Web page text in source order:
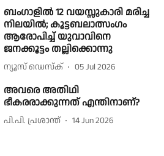
ബംഗാളില്‍ 12 വയസ്സുകാരി മരിച്ച
നിലയില്‍; കൂട്ടബലാത്സംഗം
ആരോപിച്ച് യുവാവിനെ
ജനക്കൂട്ടം തല്ലിക്കൊന്നു
ന്യൂസ് ഡെസ്ക് 05 Jul 2026
അവരെ അതിഥി
ഭീകരരാക്കുന്നത് എന്തിനാണ്?
പി.പി. പ്രശാന്ത് 14 Jun 2026